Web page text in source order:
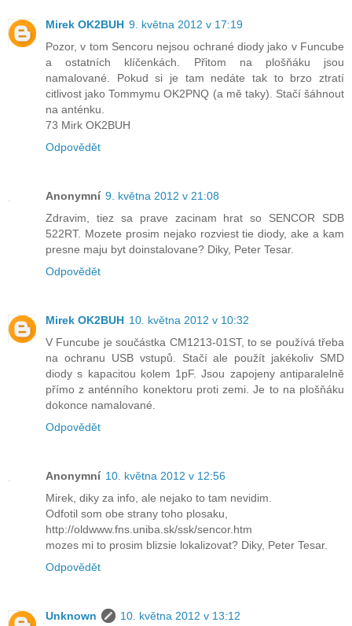
Mirek OK2BUH 9. května 2012 v 17:19
Pozor, v tom Sencoru nejsou ochrané diody jako v Funcube
a ostatních klíčenkách. Přitom na plošňáku jsou
namalované. Pokud si je tam nedáte tak to brzo ztratí
citlivost jako Tommymu OK2PNQ (a mě taky). Stačí šáhnout
na anténku.
73 Mirk OK2BUH
Odpovědět
Anonymní 9. května 2012 v 21:08
Zdravim, tiez sa prave zacinam hrat so SENCOR SDB
522RT. Mozete prosim nejako rozviest tie diody, ake a kam
presne maju byt doinstalovane? Diky, Peter Tesar.
Odpovědět
Mirek OK2BUH 10. května 2012 v 10:32
V Funcube je součástka CM1213-01ST, to se používá třeba
na ochranu USB vstupů. Stačí ale použít jakékoliv SMD
diody s kapacitou kolem 1pF. Jsou zapojeny antiparalelně
přímo z anténního konektoru proti zemi. Je to na plošňáku
dokonce namalované.
Odpovědět
Anonymní 10. května 2012 v 12:56
Mirek, diky za info, ale nejako to tam nevidim.
Odfotil som obe strany toho plosaku,
http://oldwww.fns.uniba.sk/ssk/sencor.htm
mozes mi to prosim blizsie lokalizovat? Diky, Peter Tesar.
Odpovědět
Unknown 10. května 2012 v 13:12